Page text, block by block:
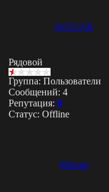
JAGUAR
Рядовой
Группа: Пользователи
Сообщений: 4
Репутация: 0
Статус: Offline
Makuta